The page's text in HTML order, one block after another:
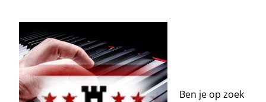
Ben je op zoek